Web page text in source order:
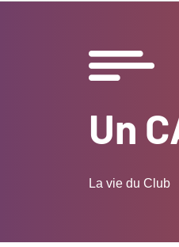
Un
La vie du Club